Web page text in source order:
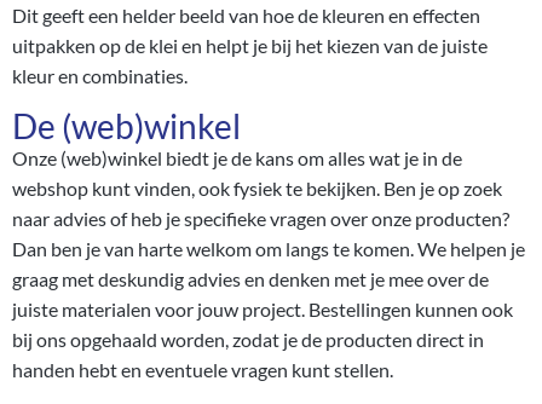
Dit geeft een helder beeld van hoe de kleuren en effecten
uitpakken op de klei en helpt je bij het kiezen van de juiste
kleur en combinaties.
De (web)winkel
Onze (web)winkel biedt je de kans om alles wat je in de
webshop kunt vinden, ook fysiek te bekijken. Ben je op zoek
naar advies of heb je specifieke vragen over onze producten?
Dan ben je van harte welkom om langs te komen. We helpen je
graag met deskundig advies en denken met je mee over de
juiste materialen voor jouw project. Bestellingen kunnen ook
bij ons opgehaald worden, zodat je de producten direct in
handen hebt en eventuele vragen kunt stellen.